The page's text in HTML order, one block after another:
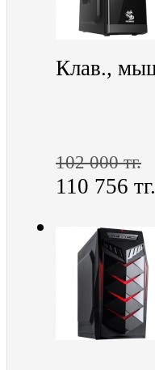
Клав.,
102 000 тг.
110 756 тг.